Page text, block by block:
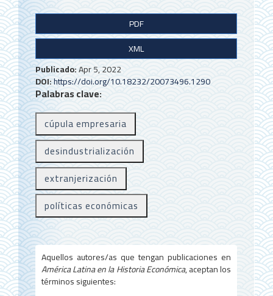
B
a
r
r
a
l
a
t
e
r
a
l
d
e
PDF
XML
Publicado:Apr 5, 2022
DOI:https://doi.org/10.18232/20073496.1290
Palabras clave:
cúpula empresaria
desindustrialización
extranjerización
políticas económicas
Aquellos autores/as que tengan publicaciones en
América Latina en la Historia Económica, aceptan los
términos siguientes: